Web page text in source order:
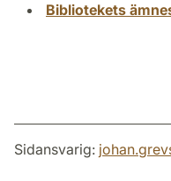
Bibliotekets
Sidansvarig: